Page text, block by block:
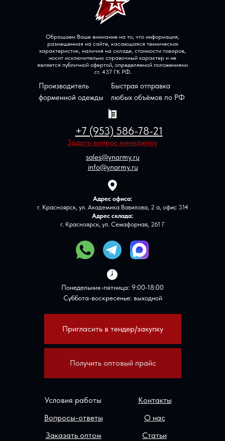
Пригласить в тендер/закупку
+7 (953) 586-78-21
Адрес офиса:
г. Красноярск, ул. Академика Вавилова, 2 а, офис 314
Адрес склада:
г. Красноярск, ул. Семафорная, 261 Г
sales@ynarmy.ru
info@ynarmy.ru
Понедельник-пятница: 9:00-18:00
Суббота-воскресенье: выходной
Статьи
Обращаем Ваше внимание на то, что информация,
размещенная на сайте, касающаяся технических
характеристик, наличия на складе, стоимости товаров,
носит исключительно справочный характер и не
является публичной офертой, определяемой положениями
ст. 437 ГК РФ.
Контакты
Заказать оптом
Вопросы-ответы О нас
Условия работы
Задать вопрос менеджеру
Быстрая отправка
любых объёмов по РФ
Производитель
форменной одежды
Получить оптовый прайс